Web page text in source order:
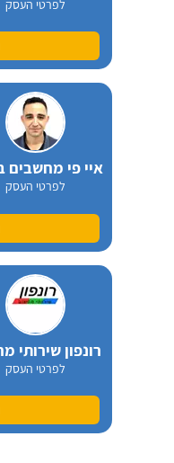
לפרטי העסק
איי פי
לפרטי העסק
רונפון שירותי
לפרטי העסק